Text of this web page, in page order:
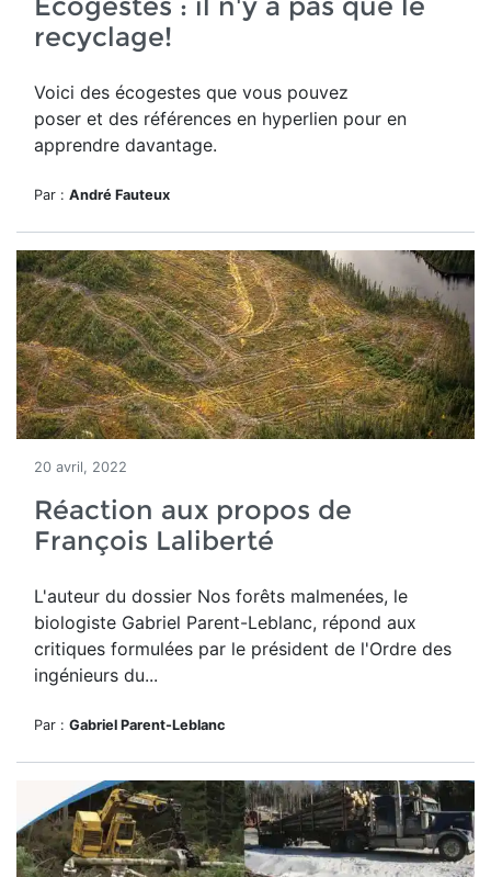
recyclage!
Voici des écogestes que vous pouvez
poser et des références en hyperlien pour en
apprendre davantage.
Par : André Fauteux
20 avril, 2022
Réaction aux propos de
François Laliberté
L'auteur du dossier Nos forêts malmenées, le
biologiste Gabriel Parent-Leblanc, répond aux
critiques formulées par le président de l'Ordre des
ingénieurs du...
Par : Gabriel Parent-Leblanc